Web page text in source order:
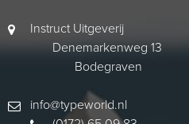
Instruct Uitgeverij
Denemarkenweg 13
Bodegraven
info@typeworld.nl